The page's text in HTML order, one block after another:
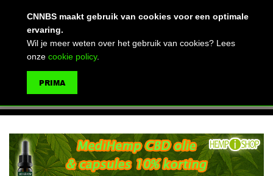
CNNBS maakt gebruik van cookies voor een optimale
ervaring.
Wil je meer weten over het gebruik van cookies? Lees
onze cookie policy.
PRIMA